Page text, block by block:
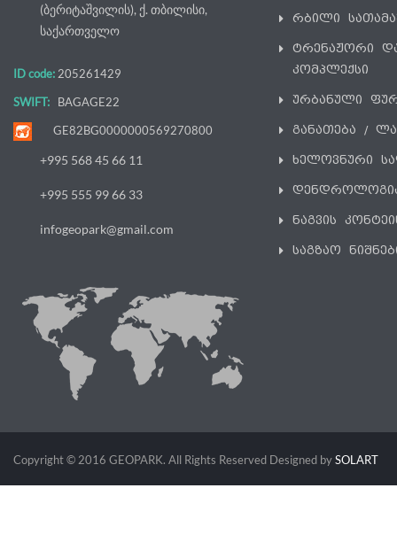
(ბერიტაშვილის), ქ. თბილისი,
საქართველო
ID code: 205261429
SWIFT:
BAGAGE22
GE82BG0000000569270800
+995 568 45 66 11
+995 555 99 66 33
infogeopark@gmail.com
რბილი
ტრენაჟორი
კომპლექსი
ურბანული
განათება /
ხელოვნური
ნაგვის
საგზაო
Copyright © 2016 GEOPARK. All Rights Reserved Designed bySOLART